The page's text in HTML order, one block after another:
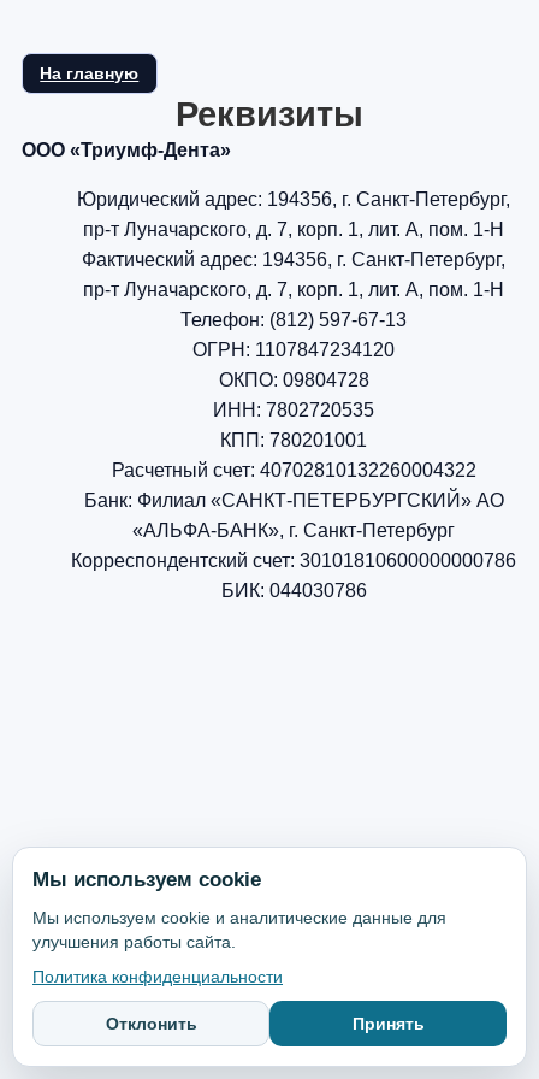
На главную
Реквизиты
ООО «Триумф-Дента»
Юридический адрес: 194356, г. Санкт-Петербург,
пр-т Луначарского, д. 7, корп. 1, лит. А, пом. 1-Н
Фактический адрес: 194356, г. Санкт-Петербург,
пр-т Луначарского, д. 7, корп. 1, лит. А, пом. 1-Н
Телефон: (812) 597-67-13
ОГРН: 1107847234120
ОКПО: 09804728
ИНН: 7802720535
КПП: 780201001
Расчетный счет: 40702810132260004322
Банк: Филиал «САНКТ-ПЕТЕРБУРГСКИЙ» АО
«АЛЬФА-БАНК», г. Санкт-Петербург
Корреспондентский счет: 30101810600000000786
БИК: 044030786
Мы используем cookie
Мы используем cookie и аналитические данные для
улучшения работы сайта.
Политика конфиденциальности
Отклонить Принять